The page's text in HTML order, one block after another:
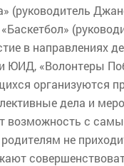
(руководитель
в направлениях
«Волонтеры
организуются
дела и
возможность с
не